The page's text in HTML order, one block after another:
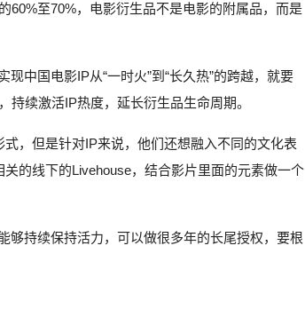
60%至70%，电影衍生品不是电影的附属品，而是
中国电影IP从“一时火”到“长久热”的跨越，就要
续激活IP热度，延长衍生品生命周期。
，但是针对IP来说，他们还想融入不同的文化表
的线下的Livehouse，结合影片里面的元素做一个
够持续保持活力，可以做很多年的长尾授权，要根